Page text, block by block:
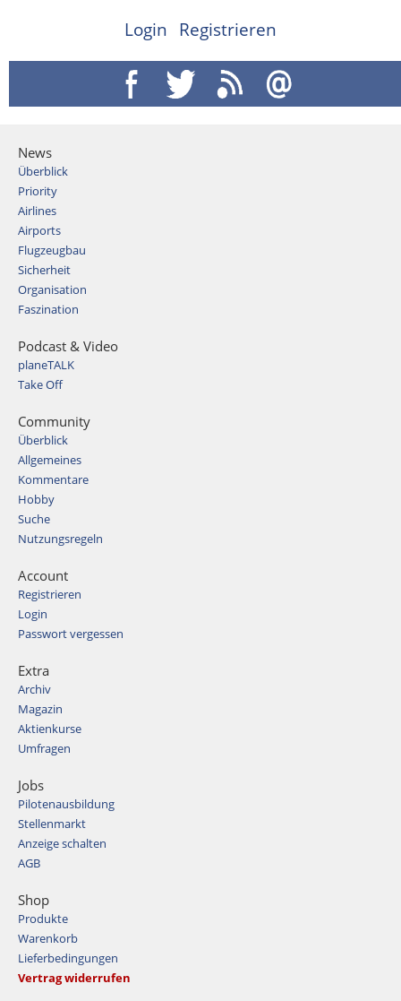
Login Registrieren
News
Überblick
Priority
Airlines
Airports
Flugzeugbau
Sicherheit
Organisation
Faszination
Podcast & Video
planeTALK
Take Off
Community
Überblick
Allgemeines
Kommentare
Hobby
Suche
Nutzungsregeln
Account
Registrieren
Login
Passwort vergessen
Extra
Archiv
Magazin
Aktienkurse
Umfragen
Jobs
Pilotenausbildung
Stellenmarkt
Anzeige schalten
AGB
Shop
Produkte
Warenkorb
Lieferbedingungen
Vertrag widerrufen